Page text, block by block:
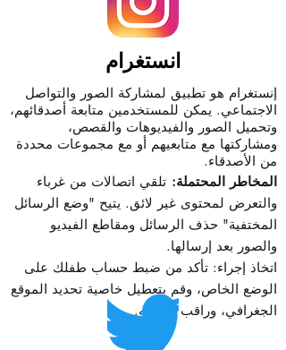
انستغرام
إنستغرام هو تطبيق لمشاركة الصور والتواصل
الاجتماعي. يمكن للمستخدمين متابعة أصدقائهم،
وتحميل الصور والفيديوهات والقصص،
ومشاركتها مع متابعيهم أو مع مجموعات محددة
من الأصدقاء.
المخاطر المحتملة: تلقي اتصالات من غرباء
والتعرض لمحتوى غير لائق. يتيح "وضع الرسائل
المختفية" حذف الرسائل ومقاطع الفيديو
والصور بعد إرسالها.
اتخاذ إجراء: تأكد من ضبط حساب طفلك على
الوضع الخاص، وقم بتعطيل خاصية تحديد الموقع
الجغرافي، وراقب رسائله.